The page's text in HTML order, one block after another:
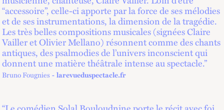
“accessoire”, celle-ci apporte par la force de ses mélodies
et de ses instrumentations, la dimension de la tragédie.
Les très belles compositions musicales (signées Claire
Vailler et Olivier Mellano) résonnent comme des chants
antiques, des psalmodies de l’univers inconscient qui
donnent une matière théâtrale intense au spectacle.”
Bruno Fougnies larevueduspectacle.fr